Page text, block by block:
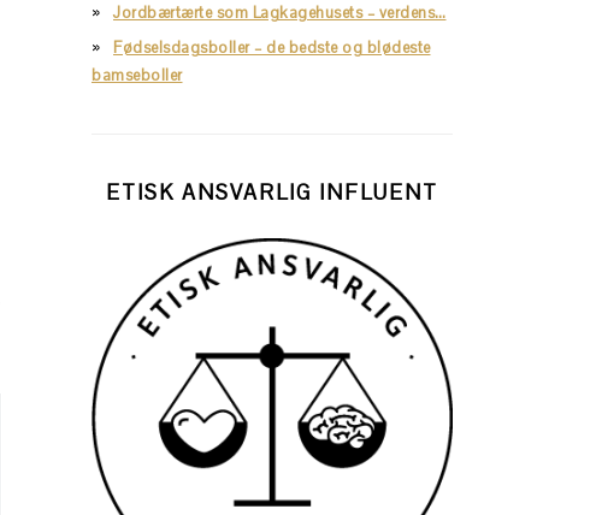
Jordbærtærte som Lagkagehusets – verdens…
Fødselsdagsboller – de bedste og blødeste
bamseboller
ETISK ANSVARLIG INFLUENT